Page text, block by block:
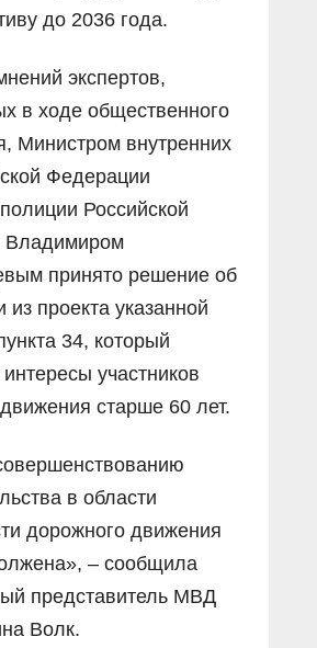
до 2036 года.
экспертов,
в ходе общественного
Министром внутренних
Федерации
Российской
Владимиром
принято решение об
из проекта указанной
34, который
участников
старше 60 лет.
в области
дорожного движения
– сообщила
представитель МВД
Волк.